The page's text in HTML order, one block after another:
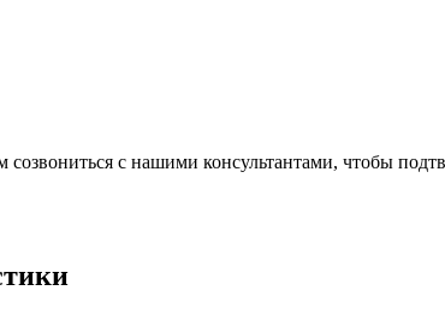
созвониться с нашими консультантами, чтобы